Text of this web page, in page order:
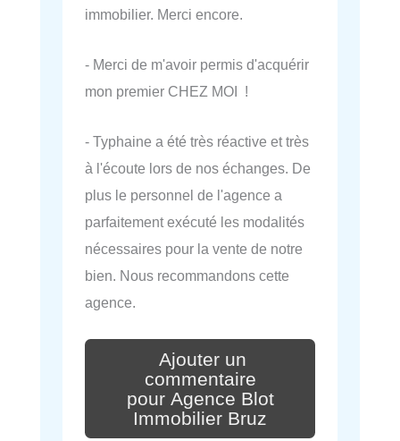
immobilier. Merci encore.
- Merci de m'avoir permis d'acquérir
mon premier CHEZ MOI !
- Typhaine a été très réactive et très
à l'écoute lors de nos échanges. De
plus le personnel de l'agence a
parfaitement exécuté les modalités
nécessaires pour la vente de notre
bien. Nous recommandons cette
agence.
Ajouter un
commentaire
pour Agence Blot
Immobilier Bruz